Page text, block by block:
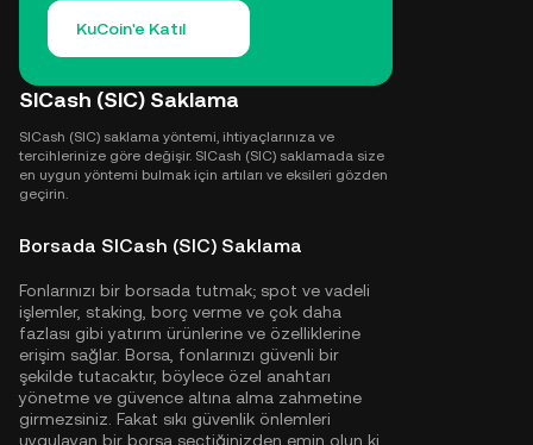
KuCoin'e Katıl
SICash (SIC) Saklama
SICash (SIC) saklama yöntemi, ihtiyaçlarınıza ve
tercihlerinize göre değişir. SICash (SIC) saklamada size
en uygun yöntemi bulmak için artıları ve eksileri gözden
geçirin.
Borsada SICash (SIC) Saklama
Fonlarınızı bir borsada tutmak; spot ve vadeli
işlemler, staking, borç verme ve çok daha
fazlası gibi yatırım ürünlerine ve özelliklerine
erişim sağlar. Borsa, fonlarınızı güvenli bir
şekilde tutacaktır, böylece özel anahtarı
yönetme ve güvence altına alma zahmetine
girmezsiniz. Fakat sıkı güvenlik önlemleri
uygulayan bir borsa seçtiğinizden emin olun ki